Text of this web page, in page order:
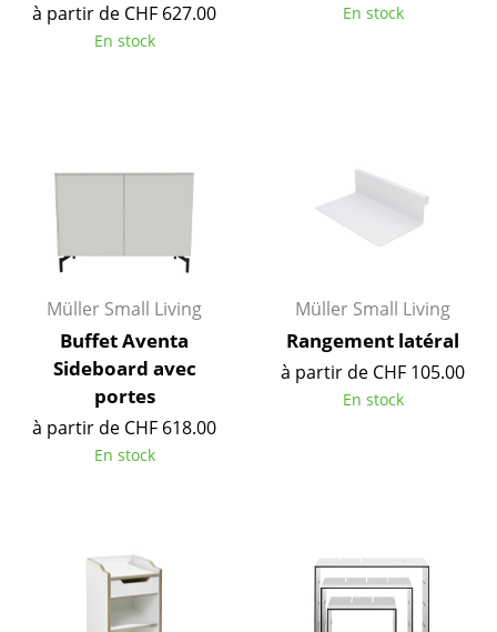
Tapis
Espaces
Maison
Salon et Salle de séjour
Cuisine & Salle à manger
Chambre à coucher
Chambre enfant
Bureau
Cellier & Buanderie
Jardin & Balcon
à partir de CHF 627.00
En stock
En stock
Müller Small Living
Buffet Aventa
Sideboard avec
portes
à partir de CHF 618.00
En stock
Müller Small Living
Rangement latéral
à partir de CHF 105.00
En stock